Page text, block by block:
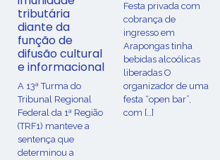
tributária
diante da
função de
difusão cultural
e informacional
A 13ª Turma do
Tribunal Regional
Federal da 1ª Região
(TRF1) manteve a
sentença que
determinou a
Festa privada com
cobrança de
ingresso em
Arapongas tinha
bebidas alcoólicas
liberadas O
organizador de uma
festa “open bar”,
com […]